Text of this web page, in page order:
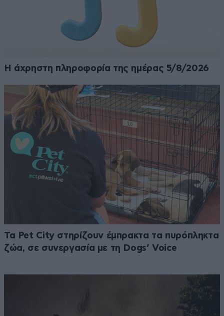
Η άχρηστη πληροφορία της ημέρας 5/8/2026
Τα Pet City στηρίζουν έμπρακτα τα πυρόπληκτα
ζώα, σε συνεργασία με τη Dogs’ Voice